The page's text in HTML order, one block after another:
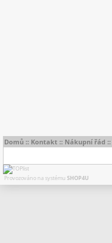
Domů :: Kontakt :: Nákupní řád ::
Provozováno na systému SHOP4U